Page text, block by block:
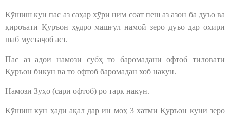
Кӯшиш кун пас аз саҳар хӯрӣ ним соат пеш аз азон ба дуъо ва
қироъати Қуръон худро машғул намоӣ зеро дуъо дар охири
шаб мустаҷоб аст.
Пас аз адои намози субҳ то баромадани офтоб тиловати
Қуръон бикун ва то офтоб баромадан хоб накун.
Намози Зуҳо (сари офтоб) ро тарк накун.
Кӯшиш кун ҳади ақал дар ин моҳ 3 хатми Қуръон кунӣ зеро